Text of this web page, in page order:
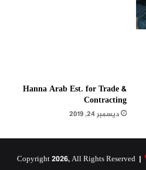
Hanna Arab Est. for Trade &
Contracting
ديسمبر 24, 2019